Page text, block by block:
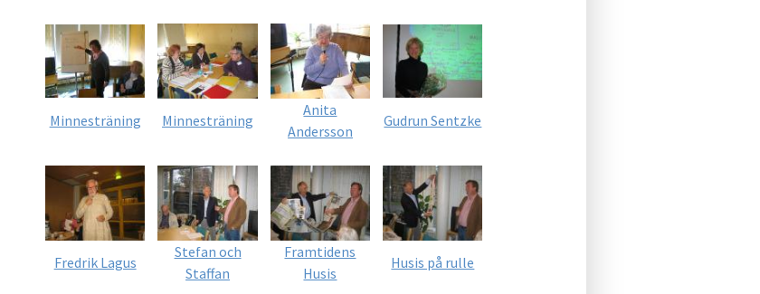
Minnesträning Minnesträning
Anita
Andersson
Gudrun Sentzke
Fredrik Lagus
Stefan och
Staffan
Framtidens
Husis
Husis på rulle